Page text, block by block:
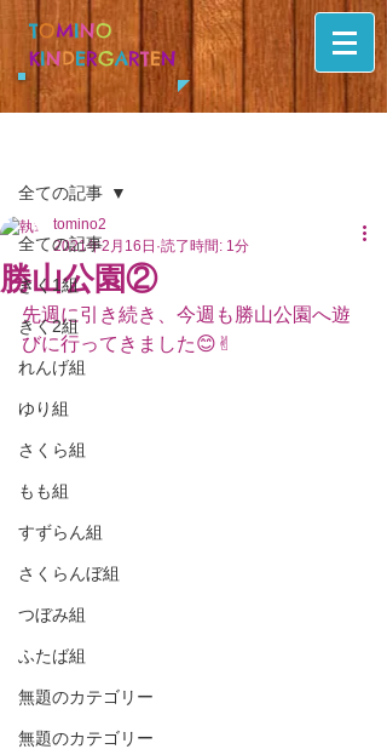
TOMINO
KINDERGARTEN
全ての記事
きく1組
きく2組
れんげ組
ゆり組
さくら組
もも組
すずらん組
さくらんぼ組
つぼみ組
ふたば組
無題のカテゴリー
無題のカテゴリー
全ての記事
勝山公園②
tomino2
2021年2月16日 読了時間: 1分
先週に引き続き、今週も勝山公園へ遊
びに行ってきました😊✌︎